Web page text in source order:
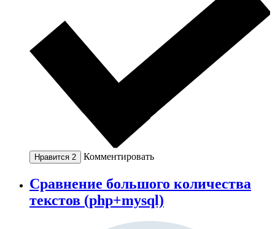
Нравится 2 Комментировать
Сравнение большого количества
текстов (php+mysql)